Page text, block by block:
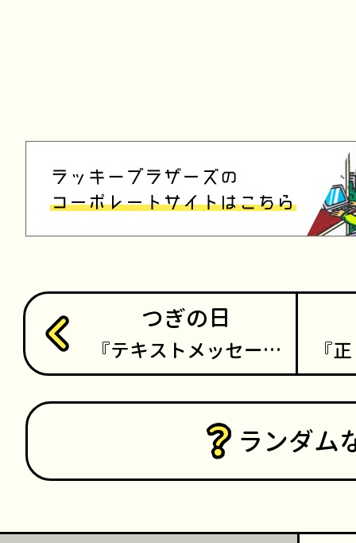
つぎの日
テキストメッセー…
ランダム